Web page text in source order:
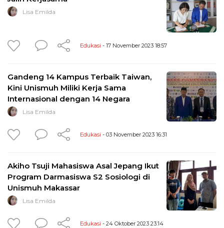
Lisa Emilda
Edukasi - 17 November 2023 18:57
Gandeng 14 Kampus Terbaik Taiwan,
Kini Unismuh Miliki Kerja Sama
Internasional dengan 14 Negara
Lisa Emilda
Edukasi - 03 November 2023 16:31
Akiho Tsuji Mahasiswa Asal Jepang Ikut
Program Darmasiswa S2 Sosiologi di
Unismuh Makassar
Lisa Emilda
Edukasi - 24 Oktober 2023 23:14